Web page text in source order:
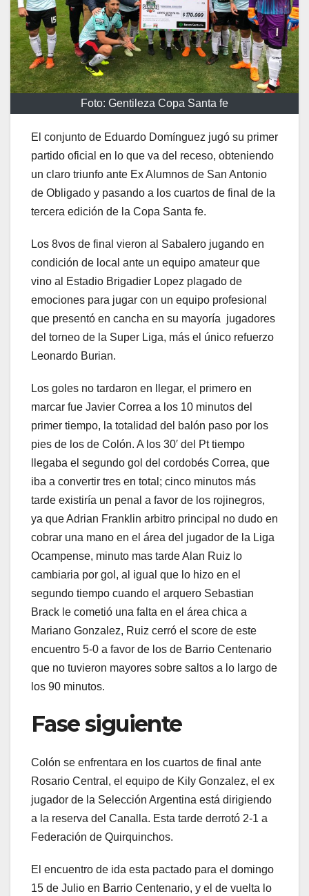
Foto: Gentileza Copa Santa fe
El conjunto de Eduardo Domínguez jugó su primer
partido oficial en lo que va del receso, obteniendo
un claro triunfo ante Ex Alumnos de San Antonio
de Obligado y pasando a los cuartos de final de la
tercera edición de la Copa Santa fe.
Los 8vos de final vieron al Sabalero jugando en
condición de local ante un equipo amateur que
vino al Estadio Brigadier Lopez plagado de
emociones para jugar con un equipo profesional
que presentó en cancha en su mayoría jugadores
del torneo de la Super Liga, más el único refuerzo
Leonardo Burian.
Los goles no tardaron en llegar, el primero en
marcar fue Javier Correa a los 10 minutos del
primer tiempo, la totalidad del balón paso por los
pies de los de Colón. A los 30′ del Pt tiempo
llegaba el segundo gol del cordobés Correa, que
iba a convertir tres en total; cinco minutos más
tarde existiría un penal a favor de los rojinegros,
ya que Adrian Franklin arbitro principal no dudo en
cobrar una mano en el área del jugador de la Liga
Ocampense, minuto mas tarde Alan Ruiz lo
cambiaria por gol, al igual que lo hizo en el
segundo tiempo cuando el arquero Sebastian
Brack le cometió una falta en el área chica a
Mariano Gonzalez, Ruiz cerró el score de este
encuentro 5-0 a favor de los de Barrio Centenario
que no tuvieron mayores sobre saltos a lo largo de
los 90 minutos.
Fase siguiente
Colón se enfrentara en los cuartos de final ante
Rosario Central, el equipo de Kily Gonzalez, el ex
jugador de la Selección Argentina está dirigiendo
a la reserva del Canalla. Esta tarde derrotó 2-1 a
Federación de Quirquinchos.
El encuentro de ida esta pactado para el domingo
15 de Julio en Barrio Centenario, y el de vuelta lo